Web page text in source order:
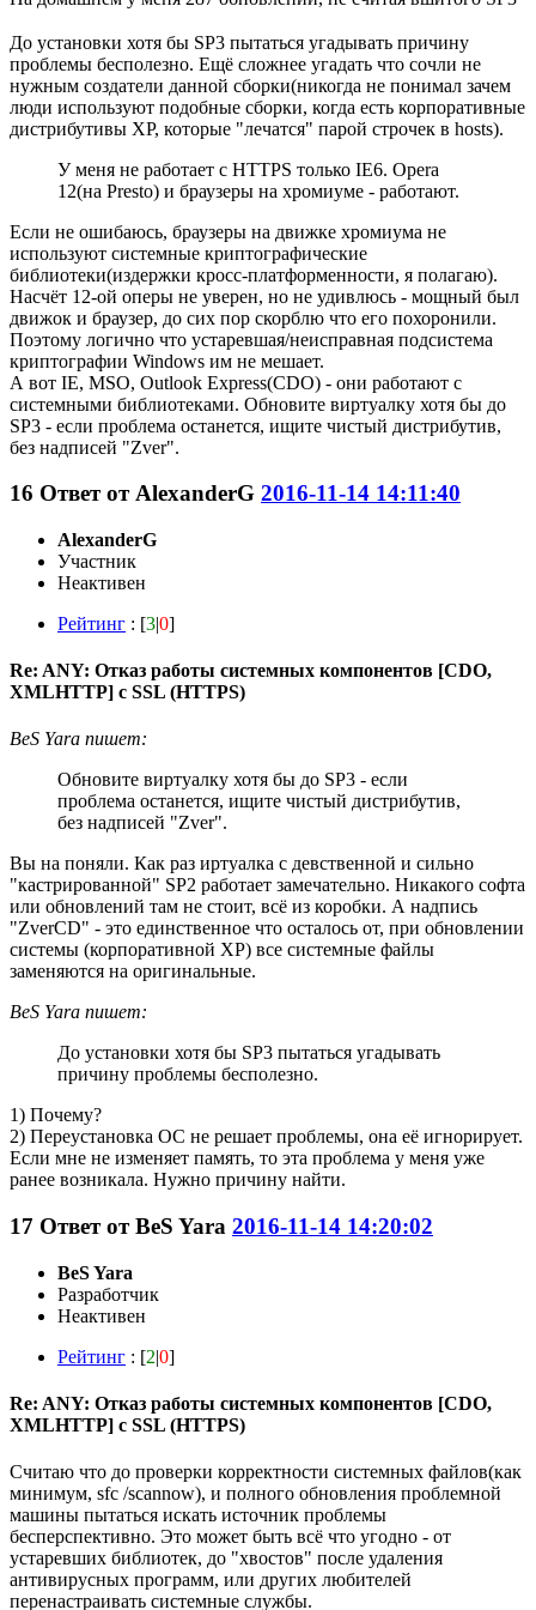
До установки хотя бы SP3 пытаться угадывать причину
проблемы бесполезно. Ещё сложнее угадать что сочли не
нужным создатели данной сборки(никогда не понимал зачем
люди используют подобные сборки, когда есть корпоративные
дистрибутивы XP, которые "лечатся" парой строчек в hosts).
У меня не работает с HTTPS только IE6. Opera
12(на Presto) и браузеры на хромиуме - работают.
Если не ошибаюсь, браузеры на движке хромиума не
используют системные криптографические
библиотеки(издержки кросс-платформенности, я полагаю).
Насчёт 12-ой оперы не уверен, но не удивлюсь - мощный был
движок и браузер, до сих пор скорблю что его похоронили.
Поэтому логично что устаревшая/неисправная подсистема
криптографии Windows им не мешает.
А вот IE, MSO, Outlook Express(CDO) - они работают с
системными библиотеками. Обновите виртуалку хотя бы до
SP3 - если проблема останется, ищите чистый дистрибутив,
без надписей "Zver".
16 Ответ отAlexanderG 2016-11-14 14:11:40
AlexanderG
Участник
Неактивен
Рейтинг : [3|0]
Re: ANY: Отказ работы системных компонентов [CDO,
XMLHTTP] с SSL (HTTPS)
BeS Yara пишет:
Обновите виртуалку хотя бы до SP3 - если
проблема останется, ищите чистый дистрибутив,
без надписей "Zver".
Вы на поняли. Как раз иртуалка с девственной и сильно
"кастрированной" SP2 работает замечательно. Никакого софта
или обновлений там не стоит, всё из коробки. А надпись
"ZverCD" - это единственное что осталось от, при обновлении
системы (корпоративной XP) все системные файлы
заменяются на оригинальные.
BeS Yara пишет:
До установки хотя бы SP3 пытаться угадывать
причину проблемы бесполезно.
1) Почему?
2) Переустановка ОС не решает проблемы, она её игнорирует.
Если мне не изменяет память, то эта проблема у меня уже
ранее возникала. Нужно причину найти.
17 Ответ отBeS Yara 2016-11-14 14:20:02
BeS Yara
Разработчик
Неактивен
Рейтинг : [2|0]
Re: ANY: Отказ работы системных компонентов [CDO,
XMLHTTP] с SSL (HTTPS)
Считаю что до проверки корректности системных файлов(как
минимум, sfc /scannow), и полного обновления проблемной
машины пытаться искать источник проблемы
бесперспективно. Это может быть всё что угодно - от
устаревших библиотек, до "хвостов" после удаления
антивирусных программ, или других любителей
перенастраивать системные службы.